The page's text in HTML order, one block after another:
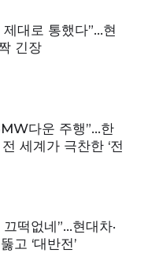
대로 통했다”…현
긴장
다운 주행”…한
세계가 극찬한 ‘전
떡없네”…현대차·
고 ‘대반전’